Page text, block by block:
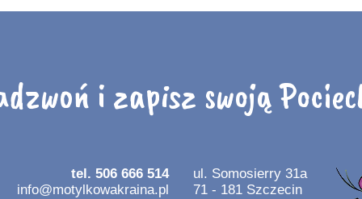
i zapisz swoją
tel. 506 666 514
info@motylkowakraina.pl
ul. Somosierry 31a
71 - 181 Szczecin